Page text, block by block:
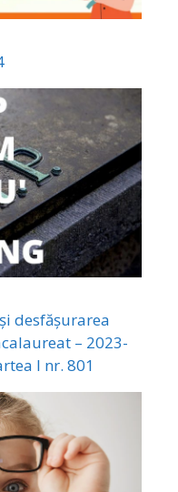
desfășurarea
– 2023-
I nr. 801